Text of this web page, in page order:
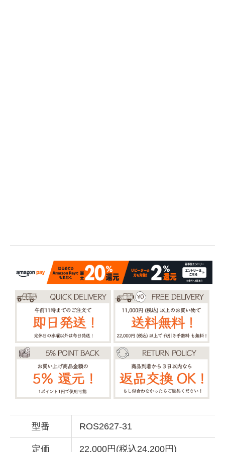
型番 ROS2627-31
定価 22,000円(税込24,200円)